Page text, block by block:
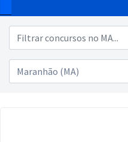
Graduação
OAB